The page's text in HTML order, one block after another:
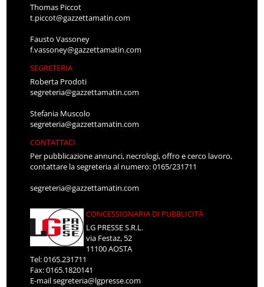
Thomas Piccot
t.piccot@gazzettamatin.com
Fausto Vassoney
f.vassoney@gazzettamatin.com
SEGRETERIA
Roberta Prodoti
segreteria@gazzettamatin.com
Stefania Muscolo
segreteria@gazzettamatin.com
CONTATTACI
Per pubblicazione annunci, necrologi, offro e cerco lavoro,
contattare la segreteria al numero: 0165/231711
segreteria@gazzettamatin.com
CONCESSIONARIA DI PUBBLICITÀ
LG PRESSE S.R.L.
via Festaz, 52
11100 AOSTA
Tel: 0165.231711
Fax: 0165.1820141
E-mailsegreteria@lgpresse.com